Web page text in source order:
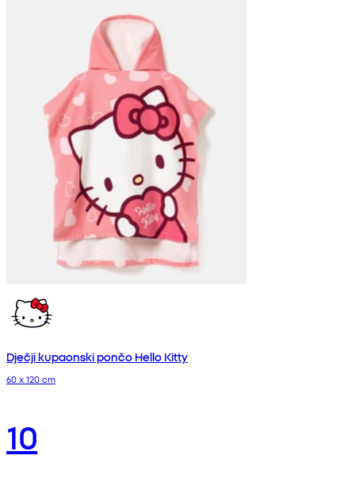
Dječji kupaonski pončo Hello Kitty
60 x 120 cm
10